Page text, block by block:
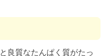
良質なたんぱく質がたっ